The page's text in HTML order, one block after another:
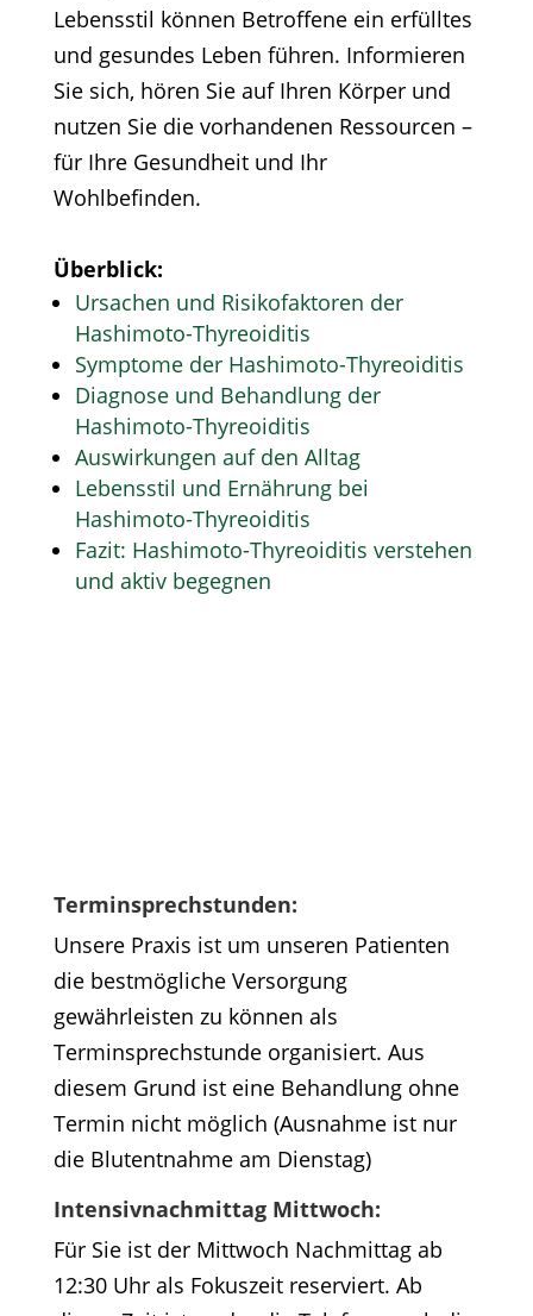
Lebensstil können Betroffene ein erfülltes
und gesundes Leben führen. Informieren
Sie sich, hören Sie auf Ihren Körper und
nutzen Sie die vorhandenen Ressourcen –
für Ihre Gesundheit und Ihr
Wohlbefinden.​
Überblick:
Ursachen und Risikofaktoren der
Hashimoto-Thyreoiditis
Symptome der Hashimoto-Thyreoiditis
Diagnose und Behandlung der
Hashimoto-Thyreoiditis
Auswirkungen auf den Alltag
Lebensstil und Ernährung bei
Hashimoto-Thyreoiditis
Fazit: Hashimoto-Thyreoiditis verstehen
und aktiv begegnen
Terminsprechstunden:
Unsere Praxis ist um unseren Patienten
die bestmögliche Versorgung
gewährleisten zu können als
Terminsprechstunde organisiert. Aus
diesem Grund ist eine Behandlung ohne
Termin nicht möglich (Ausnahme ist nur
die Blutentnahme am Dienstag)
Intensivnachmittag Mittwoch:
Für Sie ist der Mittwoch Nachmittag ab
12:30 Uhr als Fokuszeit reserviert. Ab